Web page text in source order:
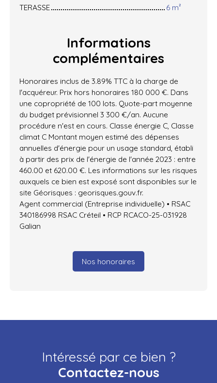
TERASSE 6 m²
Informations
complémentaires
Honoraires inclus de 3.89% TTC à la charge de
l'acquéreur. Prix hors honoraires 180 000 €. Dans
une copropriété de 100 lots. Quote-part moyenne
du budget prévisionnel 3 300 €/an. Aucune
procédure n'est en cours. Classe énergie C, Classe
climat C Montant moyen estimé des dépenses
annuelles d'énergie pour un usage standard, établi
à partir des prix de l'énergie de l'année 2023 : entre
460.00 et 620.00 €. Les informations sur les risques
auxquels ce bien est exposé sont disponibles sur le
site Géorisques : georisques.gouv.fr.
Agent commercial (Entreprise individuelle) • RSAC
340186998 RSAC Créteil • RCP RCACO-25-031928
Galian
Nos honoraires
Intéressé par ce bien ?
Contactez-nous